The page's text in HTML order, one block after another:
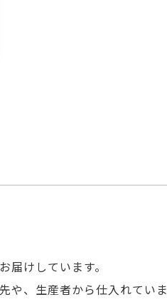
けしています。
や、生産者から仕入れていま